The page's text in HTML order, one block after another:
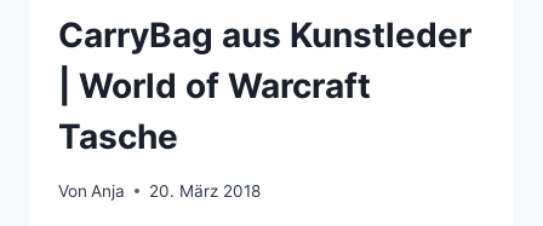
CarryBag aus Kunstleder
| World of Warcraft
Tasche
Von Anja 20. März 2018